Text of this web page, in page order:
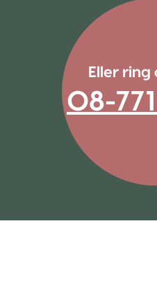
Eller ring
08-